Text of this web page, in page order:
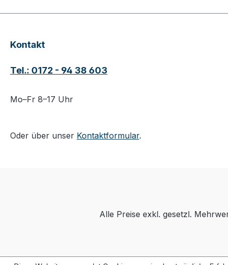
Kontakt
Tel.: 0172 - 94 38 603
Mo–Fr 8–17 Uhr
Oder über unser Kontaktformular.
Alle Preise exkl. gesetzl.